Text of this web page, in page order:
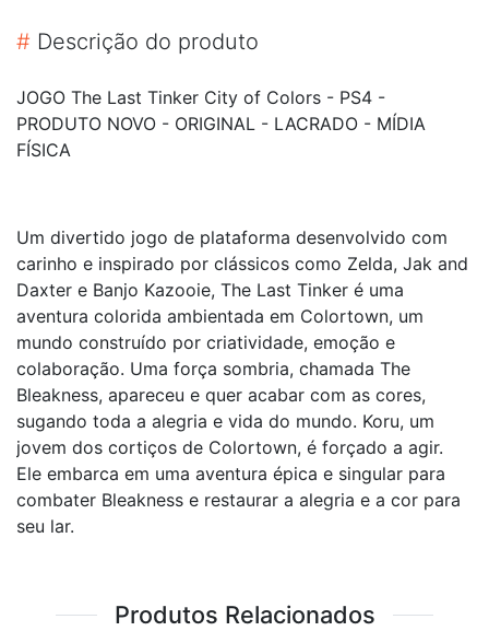
# Descrição do produto
JOGO The Last Tinker City of Colors - PS4 -
PRODUTO NOVO - ORIGINAL - LACRADO - MÍDIA
FÍSICA
Um divertido jogo de plataforma desenvolvido com
carinho e inspirado por clássicos como Zelda, Jak and
Daxter e Banjo Kazooie, The Last Tinker é uma
aventura colorida ambientada em Colortown, um
mundo construído por criatividade, emoção e
colaboração. Uma força sombria, chamada The
Bleakness, apareceu e quer acabar com as cores,
sugando toda a alegria e vida do mundo. Koru, um
jovem dos cortiços de Colortown, é forçado a agir.
Ele embarca em uma aventura épica e singular para
combater Bleakness e restaurar a alegria e a cor para
seu lar.
Produtos Relacionados